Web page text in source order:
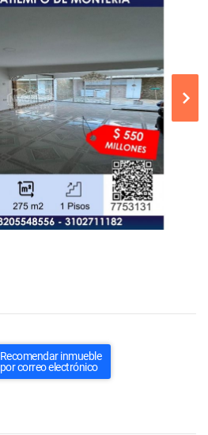
Recomendar inmueble
por correo electrónico